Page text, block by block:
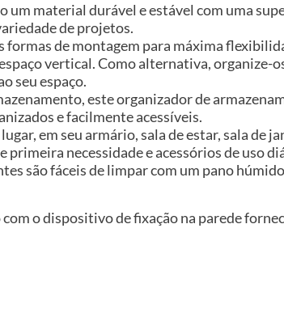
material durável e estável com uma
de projetos.
formas de montagem para máxima
vertical. Como alternativa, organize-
seu espaço.
este organizador de
e facilmente acessíveis.
em seu armário, sala de estar, sala de
necessidade e acessórios de uso
são fáceis de limpar com um pano
o dispositivo de fixação na parede